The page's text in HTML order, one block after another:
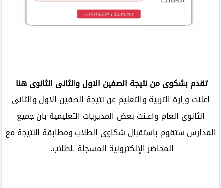
تقدم بشكوى من نتيجة الصفين الاول والثانى الثانوى هنا
اعلنت وزارة التربية والتعليم عن نتيجة الصفين الاول والثانى
الثانوى العام واعلنت بعض المديريات التعليمية بان جميع
المدارس ستقوم باستقبال شكاوى الطلاب ومطابقة النتيجة مع
المحاضر الإلكترونية المسجلة للطلاب.